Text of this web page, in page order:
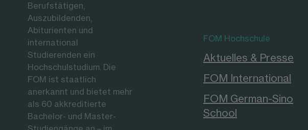
Berufstätigen,
Auszubildenden,
Abiturienten und
international
Studierenden ein
Hochschulstudium. Die
FOM ist staatlich
anerkannt und bietet mehr
als 60 akkreditierte
Bachelor- und Master-
FOM Hochschule
Aktuelles & Presse
FOM International
FOM German-Sino
School